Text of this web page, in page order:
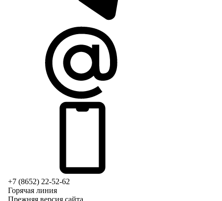
+7 (8652) 22-52-62
Горячая линия
Прежняя версия сайта